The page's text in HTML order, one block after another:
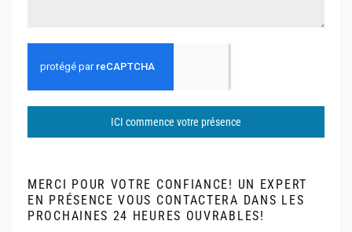
ICI commence votre présence
MERCI POUR VOTRE CONFIANCE! UN EXPERT
EN PRÉSENCE VOUS CONTACTERA DANS LES
PROCHAINES 24 HEURES OUVRABLES!